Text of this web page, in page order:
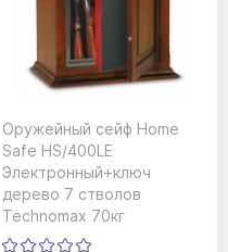
Оружейный сейф Home
Safe HS/400LE
Электронный+ключ
дерево 7 стволов
Technomax 70кг